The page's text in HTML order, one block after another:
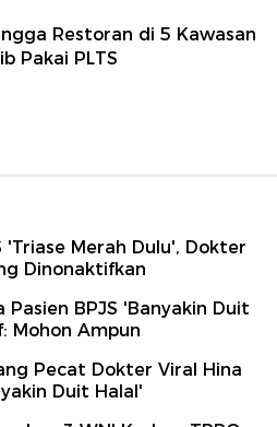
Restoran di 5 Kawasan
Pakai PLTS
'Triase Merah Dulu', Dokter
Dinonaktifkan
BPJS 'Banyakin Duit
Mohon Ampun
Pecat Dokter Viral Hina
Duit Halal'